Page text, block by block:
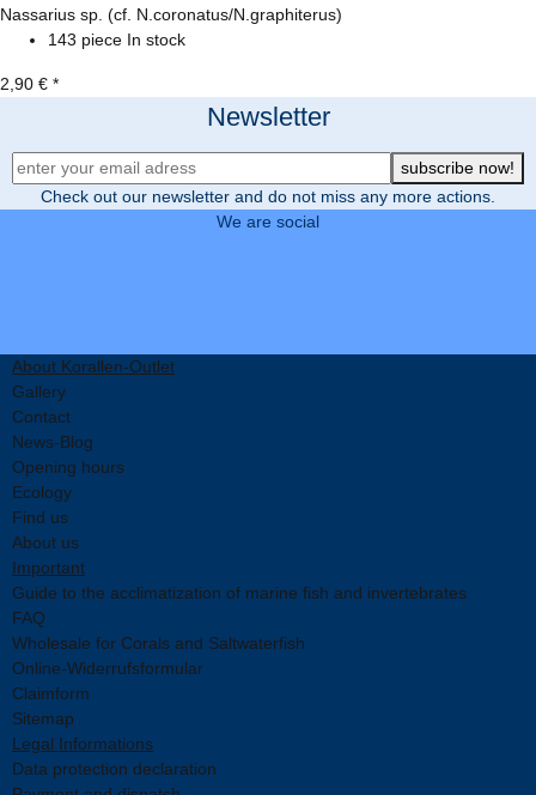
Nassarius sp. (cf. N.coronatus/N.graphiterus)
143 piece In stock
2,90 € *
Newsletter
Newsletter Registration
subscribe now!
Check out our newsletter and do not miss any more actions.
We are social
About Korallen-Outlet
Gallery
Contact
News-Blog
Opening hours
Ecology
Find us
About us
Important
Guide to the acclimatization of marine fish and invertebrates
FAQ
Wholesale for Corals and Saltwaterfish
Online-Widerrufsformular
Claimform
Sitemap
Legal Informations
Data protection declaration